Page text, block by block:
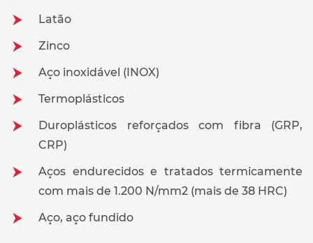
Latão
Zinco
Aço inoxidável (INOX)
Termoplásticos
Duroplásticos reforçados com fibra (GRP,
CRP)
Aços endurecidos e tratados termicamente
com mais de 1.200 N/mm2 (mais de 38 HRC)
Aço, aço fundido